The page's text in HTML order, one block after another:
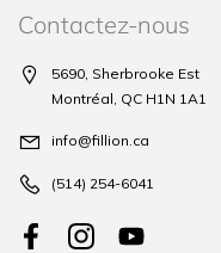
Contactez-nous
5690, Sherbrooke Est
Montréal, QC H1N 1A1
info@fillion.ca
(514) 254-6041